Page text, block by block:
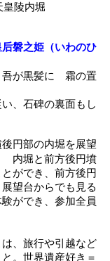
磐之姫（いわのひ
が黒髪に 霜の置
、石碑の裏面もし
円部の内堀を展望
内堀と前方後円墳
ができ、 前方後円
望台からでも見る
ができ、 参加全員
、 旅行や引越など
。 世界遺産好き＝